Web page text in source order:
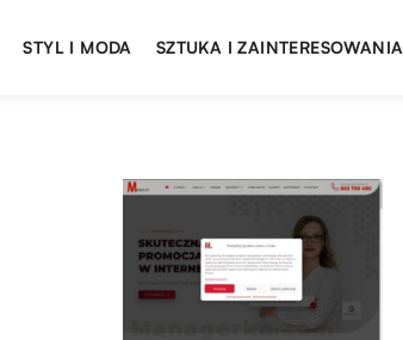
STYL I MODA SZTUKA I ZAINTERESOWANIA